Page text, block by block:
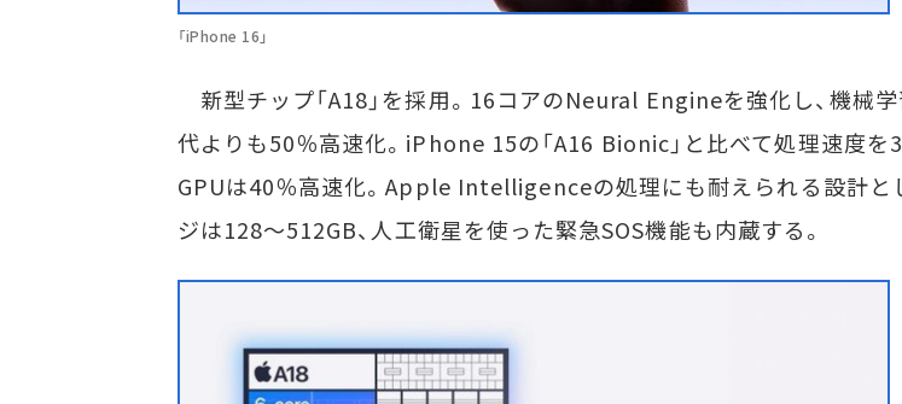
「iPhone 16」
新型チップ「A18」を採用。16コアのNeural Engineを強化し、機械
代よりも50％高速化。iPhone 15の「A16 Bionic」と比べて処理速度を
GPUは40％高速化。Apple Intelligenceの処理にも耐えられる設計と
ジは128～512GB、人工衛星を使った緊急SOS機能も内蔵する。